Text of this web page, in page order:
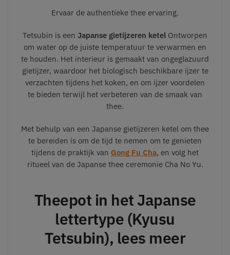
Ervaar de authentieke thee ervaring.
Tetsubin is een Japanse gietijzeren ketel Ontworpen
om water op de juiste temperatuur te verwarmen en
te houden. Het interieur is gemaakt van ongeglazuurd
gietijzer, waardoor het biologisch beschikbare ijzer te
verzachten tijdens het koken, en om ijzer voordelen
te bieden terwijl het verbeteren van de smaak van
thee.
Met behulp van een Japanse gietijzeren ketel om thee
te bereiden is om de tijd te nemen om te genieten
tijdens de praktijk van Gong Fu Cha, en volg het
ritueel van de Japanse thee ceremonie Cha No Yu.
Theepot in het Japanse
lettertype (Kyusu
Tetsubin), lees meer